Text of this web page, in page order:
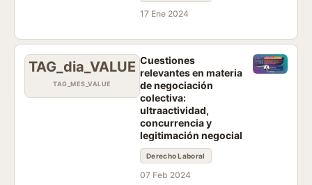
17 Ene 2024
TAG_dia_VALUE
TAG_MES_VALUE
Cuestiones
relevantes en materia
de negociación
colectiva:
ultraactividad,
concurrencia y
legitimación negocial
Derecho Laboral
07 Feb 2024